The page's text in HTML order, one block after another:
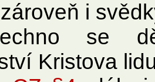
i
se
Kristova